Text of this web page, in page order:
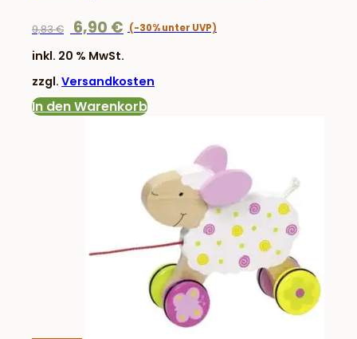
9,83€
Ursprünglicher
war:
9,83 €
6,90 €
inkl. 20 % MwSt.
zzgl. Versandkosten
In den Warenkorb